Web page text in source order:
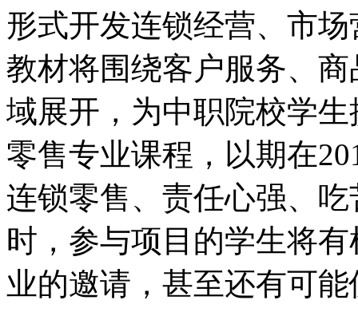
形式开发连锁经营、市
教材将围绕客户服务、
域展开，为中职院校学
零售专业课程，以期在
连锁零售、责任心强、
时，参与项目的学生将
业的邀请，甚至还有可